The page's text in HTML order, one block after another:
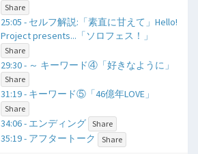
Share
25:05 - セルフ解説:「素直に甘えて」Hello!
Project presents...「ソロフェス！」
Share
29:30 - ​～ キーワード④「好きなように」
Share
31:19 - キーワード⑤「46億年LOVE」
Share
34:06 - エンディング Share
35:19 - アフタートーク Share